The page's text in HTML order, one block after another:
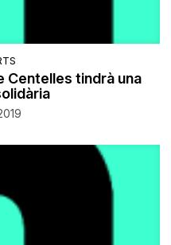
Centelles tindrà una